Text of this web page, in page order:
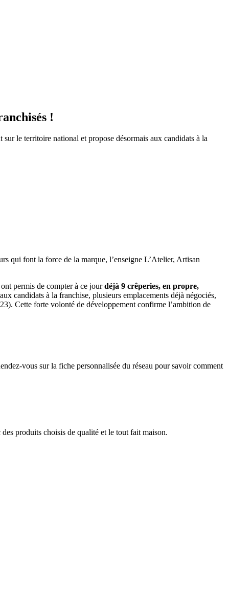
!
le territoire national et propose désormais aux candidats à la
qui font la force de la marque, l’enseigne L’Atelier, Artisan
permis de compter à ce jourdéjà 9 crêperies, en propre,
candidats à la franchise, plusieurs emplacements déjà négociés,
Cette forte volonté de développement confirme l’ambition de
vous sur la fiche personnalisée du réseau pour savoir comment
produits choisis de qualité et le tout fait maison.